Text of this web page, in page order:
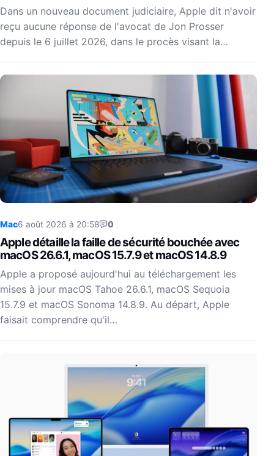
Dans un nouveau document judiciaire, Apple dit n'avoir
reçu aucune réponse de l'avocat de Jon Prosser
depuis le 6 juillet 2026, dans le procès visant la…
Mac6 août 2026 à 20:58 0
Apple détaille la faille de sécurité bouchée avec
macOS 26.6.1, macOS 15.7.9 et macOS 14.8.9
Apple a proposé aujourd'hui au téléchargement les
mises à jour macOS Tahoe 26.6.1, macOS Sequoia
15.7.9 et macOS Sonoma 14.8.9. Au départ, Apple
faisait comprendre qu'il…